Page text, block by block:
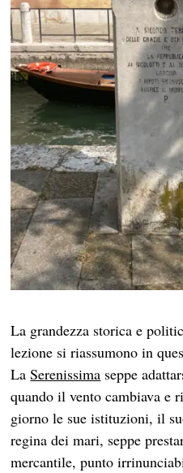
La grandezza storica e
lezione si riassumono in
LaSerenissima seppe
quando il vento cambiava e
giorno le sue istituzioni, il
regina dei mari, seppe
mercantile, punto